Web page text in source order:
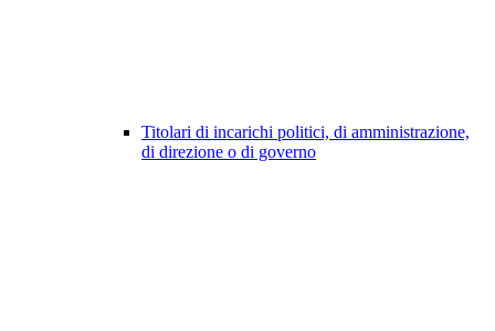
Titolari di incarichi politici, di amministrazione,
di direzione o di governo